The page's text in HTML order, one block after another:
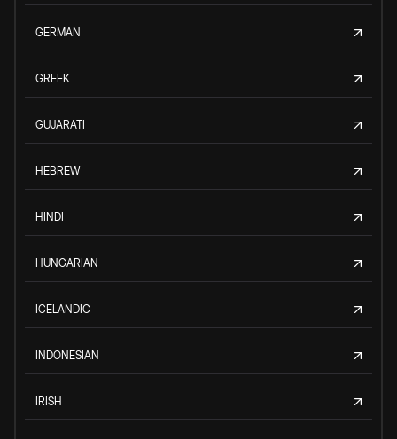
GERMAN
GREEK
GUJARATI
HEBREW
HINDI
HUNGARIAN
ICELANDIC
INDONESIAN
IRISH